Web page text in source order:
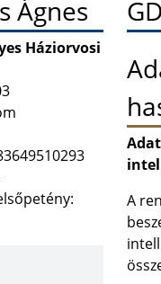
A
Ágnes
Háziorvosi